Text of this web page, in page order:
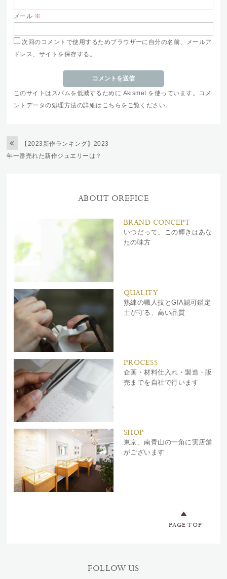
メール ※
次回のコメントで使用するためブラウザーに自分の名前、メールア
ドレス、サイトを保存する。
このサイトはスパムを低減するために Akismet を使っています。
コメ
ントデータの処理方法の詳細はこちらをご覧ください。
【2023新作ランキング】2023
年一番売れた新作ジュエリーは？
ABOUT OREFICE
BRAND CONCEPT
いつだって、この輝きはあな
たの味方
QUALITY
熟練の職人技とGIA認可鑑定
士が守る、高い品質
PROCESS
企画・材料仕入れ・製造・販
売までを自社で行います
SHOP
東京、南青山の一角に実店舗
がございます
PAGE TOP
FOLLOW US